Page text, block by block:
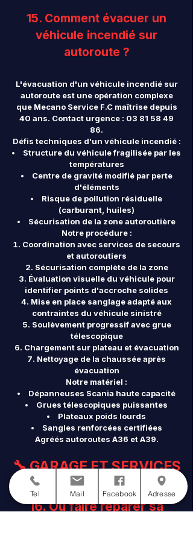
15. Comment évacuer un
véhicule incendié sur
autoroute ?
L'évacuation d'un véhicule incendié sur
autoroute est une opération complexe
que Mecano Service F.C maîtrise depuis
40 ans. Contact urgence : 03 81 58 49
86.
Défis techniques d'un véhicule incendié :
Structure du véhicule fragilisée par les
températures
Centre de gravité modifié par perte
d'éléments
Risque de pollution résiduelle
(carburant, huiles)
Sécurisation de la zone autoroutière
Notre procédure :
Coordination avec services de secours
et autoroutiers
Sécurisation complète de la zone
Évaluation visuelle du véhicule pour
identifier points d'accroche solides
Mise en place sanglage adapté aux
contraintes du véhicule sinistré
Soulèvement progressif avec grue
télescopique
Chargement sur plateau et évacuation
Nettoyage de la chaussée après
évacuation
Notre matériel :
Dépanneuses Scania haute capacité
Grues télescopiques puissantes
Plateaux poids lourds
Sangles renforcées certifiées
Agréés autoroutes A36 et A39.
🔧 GARAGE ET SERVICES
16. Où faire réparer sa
Tel Mail Facebook Adresse